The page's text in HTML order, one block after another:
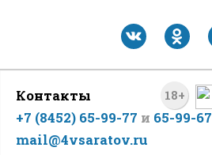
18+
Контакты
+7 (8452) 65-99-77 и 65-99-67
mail@4vsaratov.ru